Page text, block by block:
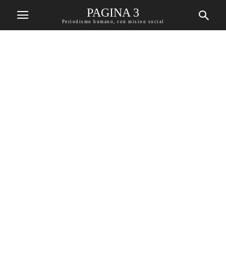
PAGINA 3
Periodismo humano, con mision social